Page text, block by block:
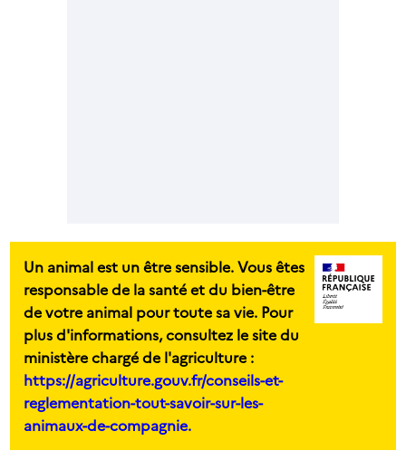
Un animal est un être sensible. Vous êtes
responsable de la santé et du bien-être
de votre animal pour toute sa vie. Pour
plus d'informations, consultez le site du
ministère chargé de l'agriculture :
https://agriculture.gouv.fr/conseils-et-
reglementation-tout-savoir-sur-les-
animaux-de-compagnie.